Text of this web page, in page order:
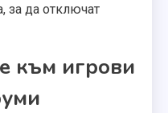
за да отключат
към игрови